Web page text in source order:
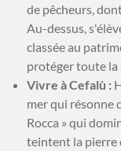
de pêcheurs,
Au-dessus,
classée au
protéger toute la
Vivre à Cefalù :
mer qui résonne
Rocca » qui
teintent la pierre